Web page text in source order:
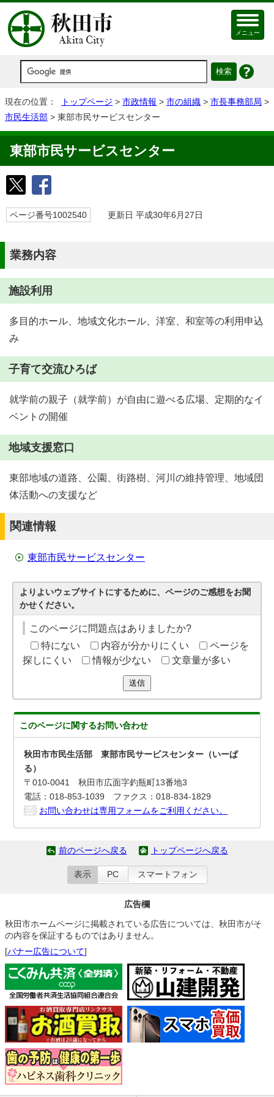
メニュー
現在の位置： トップページ > 市政情報 > 市の組織 > 市長事務部局 >
市民生活部 > 東部市民サービスセンター
東部市民サービスセンター
ページ番号1002540 更新日 平成30年6月27日
業務内容
施設利用
多目的ホール、地域文化ホール、洋室、和室等の利用申込
み
子育て交流ひろば
就学前の親子（就学前）が自由に遊べる広場、定期的なイ
ベントの開催
地域支援窓口
東部地域の道路、公園、街路樹、河川の維持管理、地域団
体活動への支援など
関連情報
東部市民サービスセンター
よりよいウェブサイトにするために、ページのご感想をお聞
かせください。
このページに問題点はありましたか?
特にない
内容が分かりにくい
ページを
探しにくい
情報が少ない 文章量が多い
送信
このページに関するお問い合わせ
秋田市市民生活部 東部市民サービスセンター（いーぱ
る）
〒010-0041 秋田市広面字釣瓶町13番地3
電話：018-853-1039 ファクス：018-834-1829
お問い合わせは専用フォームをご利用ください。
前のページへ戻る トップページへ戻る
表示 PC スマートフォン
広告欄
秋田市ホームページに掲載されている広告については、秋田市がそ
の内容を保証するものではありません。
[バナー広告について]